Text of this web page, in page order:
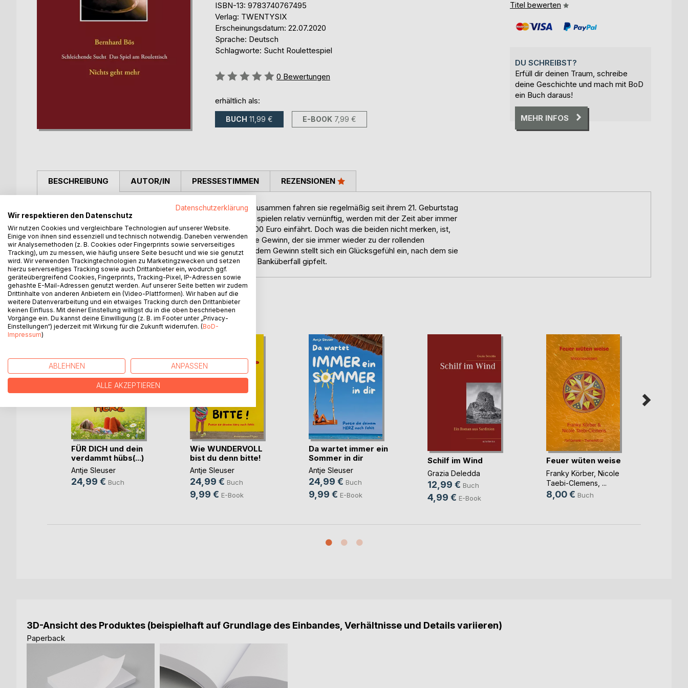
ISBN-13: 9783740767495
Verlag: TWENTYSIX
Erscheinungsdatum: 22.07.2020
Sprache: Deutsch
Schlagworte: Sucht Roulettespiel
Bewertung::
0 Bewertungen
erhältlich als:
BUCH 11,99 € E-BOOK 7,99 €
Titel bewerten
DU SCHREIBST?
Erfüll dir deinen Traum, schreibe
deine Geschichte und mach mit BoD
ein Buch daraus!
MEHR INFOS
BESCHREIBUNG
Jürgen und Manfred kennen sich seit frühester Kindheit. Zusammen fahren sie regelmäßig seit ihrem 21. Geburtstag
ins Casino. Zuerst setzen sie noch auf einfache Chancen, spielen relativ vernünftig, werden mit der Zeit aber immer
wagemutiger, bis Manfred einen großen Gewinn von 50.000 Euro einfährt. Doch was die beiden nicht merken, ist,
dass sie spielsüchtig geworden sind. Es ist nicht der große Gewinn, der sie immer wieder zu der rollenden
Roulettekugel führt, sondern das Gewinnen an sich. Mit jedem Gewinn stellt sich ein Glücksgefühl ein, nach dem sie
schon süchtig sind. Eine schleichende Sucht, die in einem Banküberfall gipfelt.
AUTOR/IN PRESSESTIMMEN REZENSIONEN
WEITERE TITEL BEIBoD
FÜR DICH und dein
verdammt hübs(...)
Antje Sleuser
24,99 € Buch
Wie WUNDERVOLL
bist du denn bitte!
Antje Sleuser
24,99 € Buch
9,99 € E-Book
Da wartet immer ein
Sommer in dir
Antje Sleuser
24,99 € Buch
9,99 € E-Book
Schilf im Wind
Grazia Deledda
12,99 € Buch
4,99 € E-Book
Feuer wüten weise
Franky Körber, Nicole
Taebi-Clemens , ...
8,00 € Buch
3D-Ansicht des Produktes (beispielhaft auf Grundlage des Einbandes, Verhältnisse und Details variieren)
Paperback
Datenschutzerklärung
Wir respektieren den Datenschutz
Wir nutzen Cookies und vergleichbare Technologien auf unserer Website.
Einige von ihnen sind essenziell und technisch notwendig. Daneben verwenden
wir Analysemethoden (z. B. Cookies oder Fingerprints sowie serverseitiges
Tracking), um zu messen, wie häufig unsere Seite besucht und wie sie genutzt
wird. Wir verwenden Trackingtechnologien zu Marketingzwecken und setzen
hierzu serverseitiges Tracking sowie auch Drittanbieter ein, wodurch ggf.
geräteübergreifend Cookies, Fingerprints, Tracking-Pixel, IP-Adressen sowie
gehashte E-Mail-Adressen genutzt werden. Auf unserer Seite betten wir zudem
Drittinhalte von anderen Anbietern ein (Video-Plattformen). Wir haben auf die
weitere Datenverarbeitung und ein etwaiges Tracking durch den Drittanbieter
keinen Einfluss. Mit deiner Einstellung willigst du in die oben beschriebenen
Vorgänge ein. Du kannst deine Einwilligung (z. B. im Footer unter „Privacy-
Einstellungen“) jederzeit mit Wirkung für die Zukunft widerrufen. (BoD-
Impressum)
ABLEHNEN ANPASSEN
ALLE AKZEPTIEREN